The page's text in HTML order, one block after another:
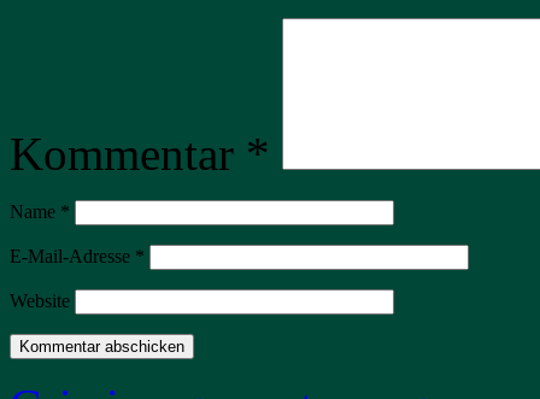
Kommentar *
Name *
E-Mail-Adresse *
Website